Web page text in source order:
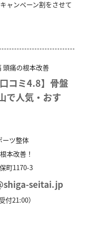
ャンペーン割をさせて
頭痛の根本改善
コミ4.8】骨盤
で人気・おす
ーツ整体
本改善！
町1170-3
seitai.jp
付21:00）